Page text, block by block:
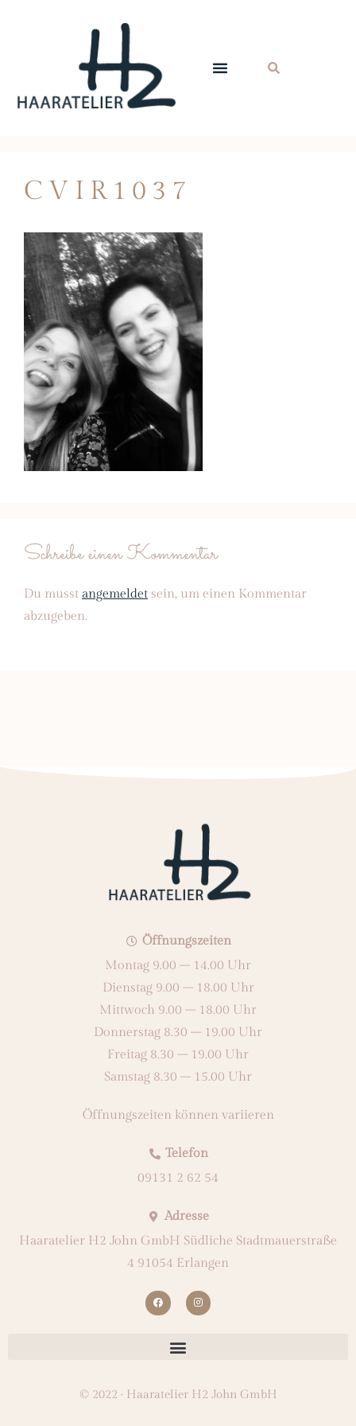
CVIR1037
Schreibe einen Kommentar
Du musst angemeldet sein, um einen Kommentar
abzugeben.
Öffnungszeiten
Montag 9.00 – 14.00 Uhr
Dienstag 9.00 – 18.00 Uhr
Mittwoch 9.00 – 18.00 Uhr
Donnerstag 8.30 – 19.00 Uhr
Freitag 8.30 – 19.00 Uhr
Samstag 8.30 – 15.00 Uhr
Öffnungszeiten können variieren
Telefon
09131 2 62 54
Adresse
Haaratelier H2 John GmbH Südliche Stadtmauerstraße
4 91054 Erlangen
© 2022 · Haaratelier H2 John GmbH